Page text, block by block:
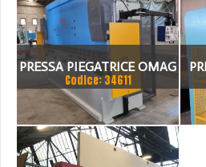
PRESSA PIEGATRICE OMAG
EPB 10036100 TON X 4MT
Codice: 34611